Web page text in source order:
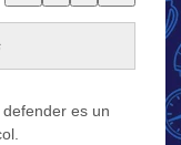
es un